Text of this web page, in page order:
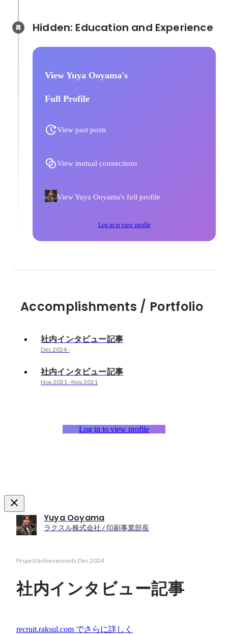
View Yuya Ooyama's
Full Profile
View past posts
View mutual connections
View Yuya Ooyama's full profile
Log in to view profile
Accomplishments / Portfolio
社内インタビュー記事
Dec 2024-
社内インタビュー記事
Nov 2021- Nov 2021
Log in to view profile
Yuya Ooyama
ラクスル株式会社 / 印刷事業部長
Project/achievements Dec 2024
社内インタビュー記事
recruit.raksul.com でさらに詳しく